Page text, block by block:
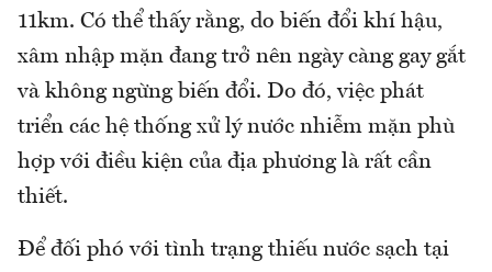
11km. Có thể thấy rằng, do biến đổi khí hậu,
xâm nhập mặn đang trở nên ngày càng gay gắt
và không ngừng biến đổi. Do đó, việc phát
triển các hệ thống xử lý nước nhiễm mặn phù
hợp với điều kiện của địa phương là rất cần
thiết.
Để đối phó với tình trạng thiếu nước sạch tại